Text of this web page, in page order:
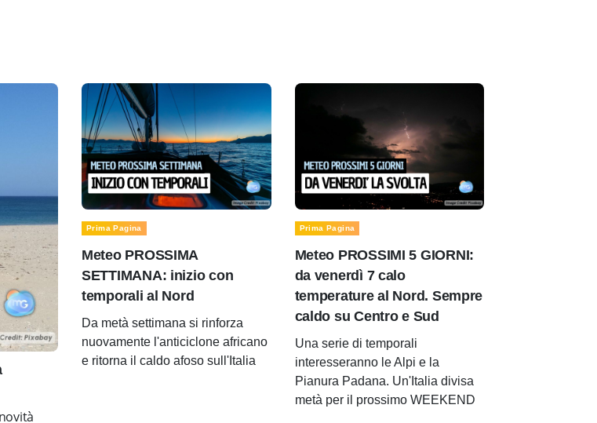
Prima Pagina
Meteo PROSSIMA
SETTIMANA: inizio con
temporali al Nord
Da metà settimana si rinforza
nuovamente l'anticiclone africano
e ritorna il caldo afoso sull'Italia
Prima Pagina
Meteo PROSSIMI 5 GIORNI:
da venerdì 7 calo
temperature al Nord. Sempre
caldo su Centro e Sud
Una serie di temporali
interesseranno le Alpi e la
Pianura Padana. Un'Italia divisa
metà per il prossimo WEEKEND